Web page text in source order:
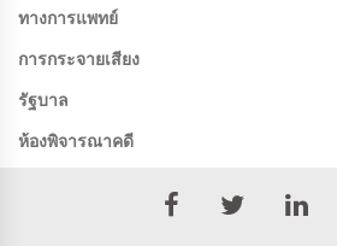
ทางการแพทย์
การกระจายเสียง
รัฐบาล
ห้องพิจารณาคดี